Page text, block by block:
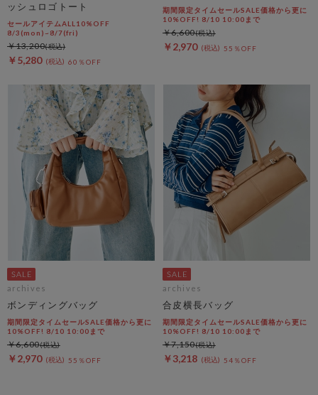
ッシュロゴトート
セールアイテムALL10%OFF
8/3(mon)~8/7(fri)
￥5,280 60％OFF
￥13,200
期間限定タイムセールSALE価格から更に
10%OFF! 8/10 10:00まで
￥2,970 55％OFF
￥6,600
archives
ボンディングバッグ
期間限定タイムセールSALE価格から更に
10%OFF! 8/10 10:00まで
￥2,970 55％OFF
￥6,600
archives
合皮横長バッグ
期間限定タイムセールSALE価格から更に
10%OFF! 8/10 10:00まで
￥3,218 54％OFF
￥7,150